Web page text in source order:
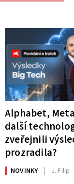
Alphabet,
další
zveřejnili
prozradila?
NOVINKY J. Filip